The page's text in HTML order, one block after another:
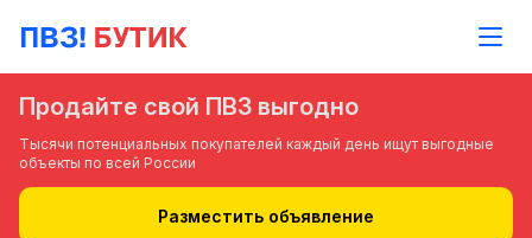
Продайте свой ПВЗ выгодно
Тысячи потенциальных покупателей каждый день ищут выгодные
объекты по всей России
Разместить объявление